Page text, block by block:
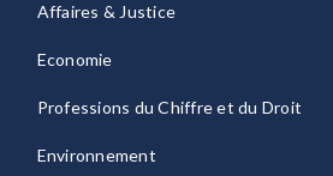
Affaires & Justice
Economie
Professions du Chiffre et du Droit
Environnement